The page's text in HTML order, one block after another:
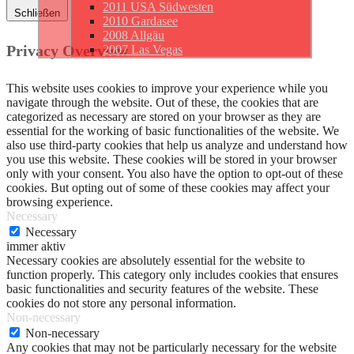
2011 USA Südwesten
2010 Gardasee
2008 Allgäu
2007 Las Vegas
Schließen
Privacy Overview
This website uses cookies to improve your experience while you
navigate through the website. Out of these, the cookies that are
categorized as necessary are stored on your browser as they are
essential for the working of basic functionalities of the website. We
also use third-party cookies that help us analyze and understand how
you use this website. These cookies will be stored in your browser
only with your consent. You also have the option to opt-out of these
cookies. But opting out of some of these cookies may affect your
browsing experience.
Necessary
Necessary
immer aktiv
Necessary cookies are absolutely essential for the website to
function properly. This category only includes cookies that ensures
basic functionalities and security features of the website. These
cookies do not store any personal information.
Non-necessary
Non-necessary
Any cookies that may not be particularly necessary for the website